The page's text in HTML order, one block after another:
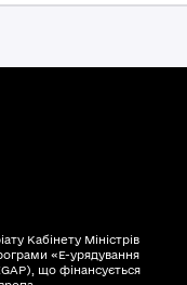
Кабінету Міністрів
«Е-урядування
що фінансується